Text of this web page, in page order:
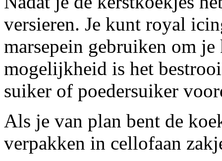
versieren. Je kunt royal
marsepein gebruiken om je
mogelijkheid is het
suiker of poedersuiker
Als je van plan bent de
verpakken in cellofaan